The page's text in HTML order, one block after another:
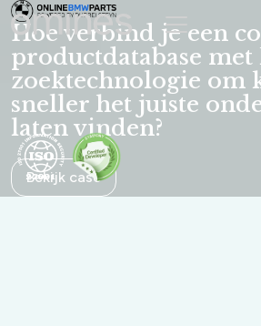
Omines |
Hoe verbind je een
productdatabase
zoektechnologie om
sneller het juiste
laten vinden?
Bekijk case